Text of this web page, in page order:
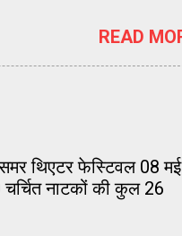
READ
समर थिएटर फेस्टिवल 08
नाटकों की कुल 26